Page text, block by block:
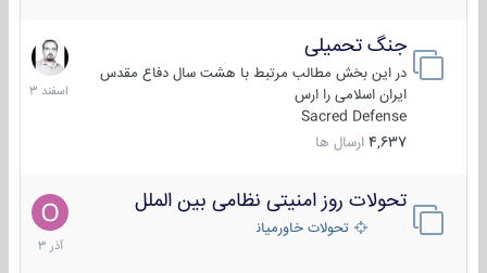
جنگ تحمیلی
در این بخش مطالب مرتبط با هشت سال دفاع مقدس
ایران اسلامی را ارس
Sacred Defense
4,637 ارسال ها
20
اسفند
1403
تحولات روز امنیتی نظامی بین الملل
تحولات خاورمیانه
21
آذر
1403